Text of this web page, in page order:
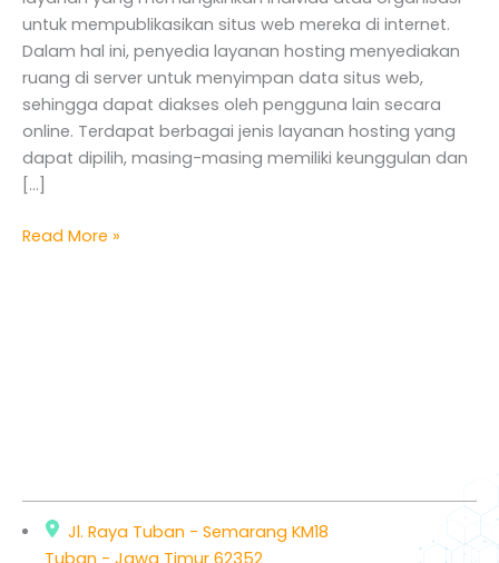
untuk mempublikasikan situs web mereka di internet.
Dalam hal ini, penyedia layanan hosting menyediakan
ruang di server untuk menyimpan data situs web,
sehingga dapat diakses oleh pengguna lain secara
online. Terdapat berbagai jenis layanan hosting yang
dapat dipilih, masing-masing memiliki keunggulan dan
[…]
Read More »
Jl. Raya Tuban - Semarang KM18
Tuban - Jawa Timur 62352